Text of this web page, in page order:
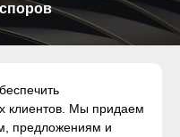
клиентов. Мы придаем
предложениям и